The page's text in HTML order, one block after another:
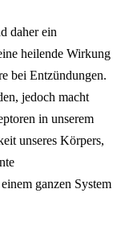
daher ein
heilende Wirkung
bei Entzündungen.
jedoch macht
in unserem
unseres Körpers,
ganzen System